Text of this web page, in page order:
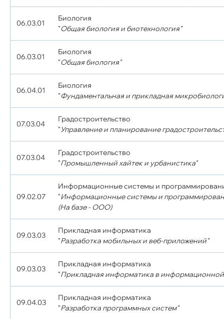
06.03.01
Биология
"Общая биология и биотехнология"
06.03.01
Биология
"Общая биология"
06.04.01
Биология
"Фундаментальная и прикладная
07.03.04
Градостроительство
"Управление и планирование
07.03.04
Градостроительство
"Промышленный хайтек и урбанистика"
09.02.07
Информационные системы и
"Информационные системы и
(На базе - ООО)
09.03.03
Прикладная информатика
"Разработка мобильных и веб-приложений"
09.03.03
Прикладная информатика
"Прикладная информатика в
09.04.03
Прикладная информатика
"Разработка программных систем"